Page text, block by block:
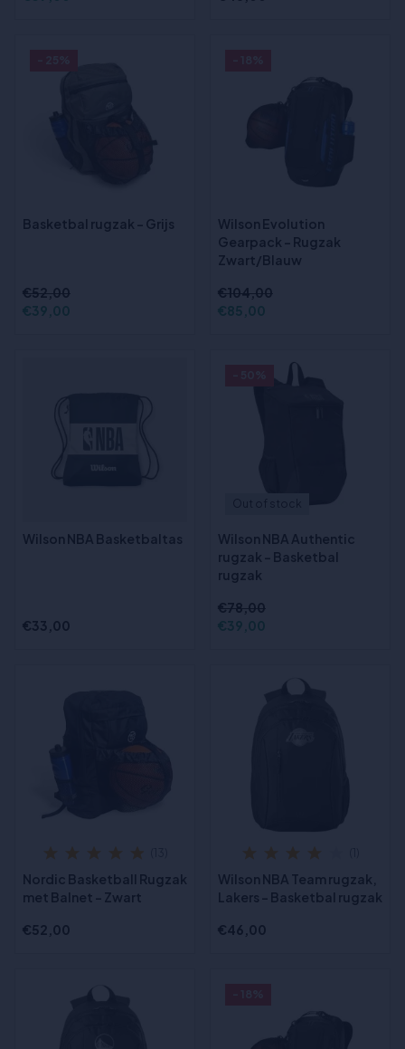
Basketbal rugzak - Grijs
€52,00
€39,00
Wilson Evolution
Gearpack - Rugzak
Zwart/Blauw
€104,00
€85,00
Wilson NBA Basketbaltas
€33,00
Wilson NBA Authentic
rugzak - Basketbal
rugzak
€78,00
€39,00
Nordic Basketball Rugzak
met Balnet - Zwart
€52,00
Wilson NBA Team rugzak,
Lakers - Basketbal rugzak
€46,00